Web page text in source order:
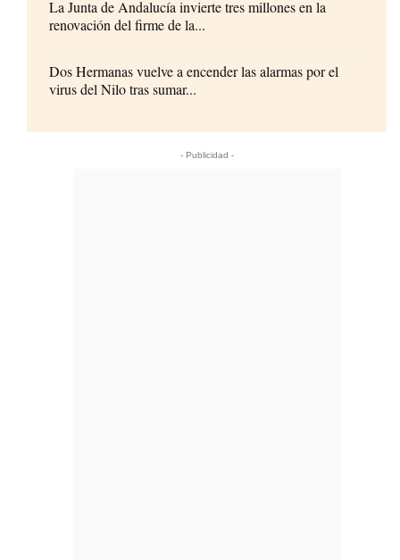
La Junta de Andalucía invierte tres millones en la
renovación del firme de la...
Dos Hermanas vuelve a encender las alarmas por el
virus del Nilo tras sumar...
- Publicidad -